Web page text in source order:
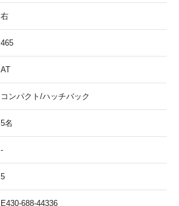
右
465
AT
コンパクト/ハッチバック
5名
-
5
E430-688-44336